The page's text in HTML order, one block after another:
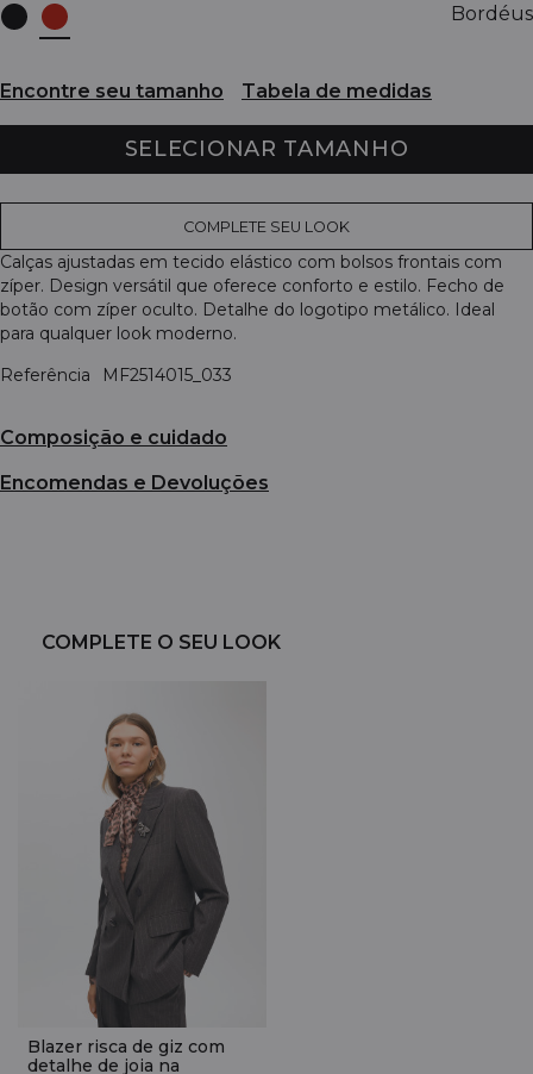
Bordéus
Encontre seu tamanho Tabela de medidas
SELECIONAR TAMANHO
COMPLETE SEU LOOK
Calças ajustadas em tecido elástico com bolsos frontais com
zíper. Design versátil que oferece conforto e estilo. Fecho de
botão com zíper oculto. Detalhe do logotipo metálico. Ideal
para qualquer look moderno.
Referência
MF2514015_033
Composição e cuidado
Encomendas e Devoluções
COMPLETE O SEU LOOK
Blazer risca de giz com
detalhe de joia na